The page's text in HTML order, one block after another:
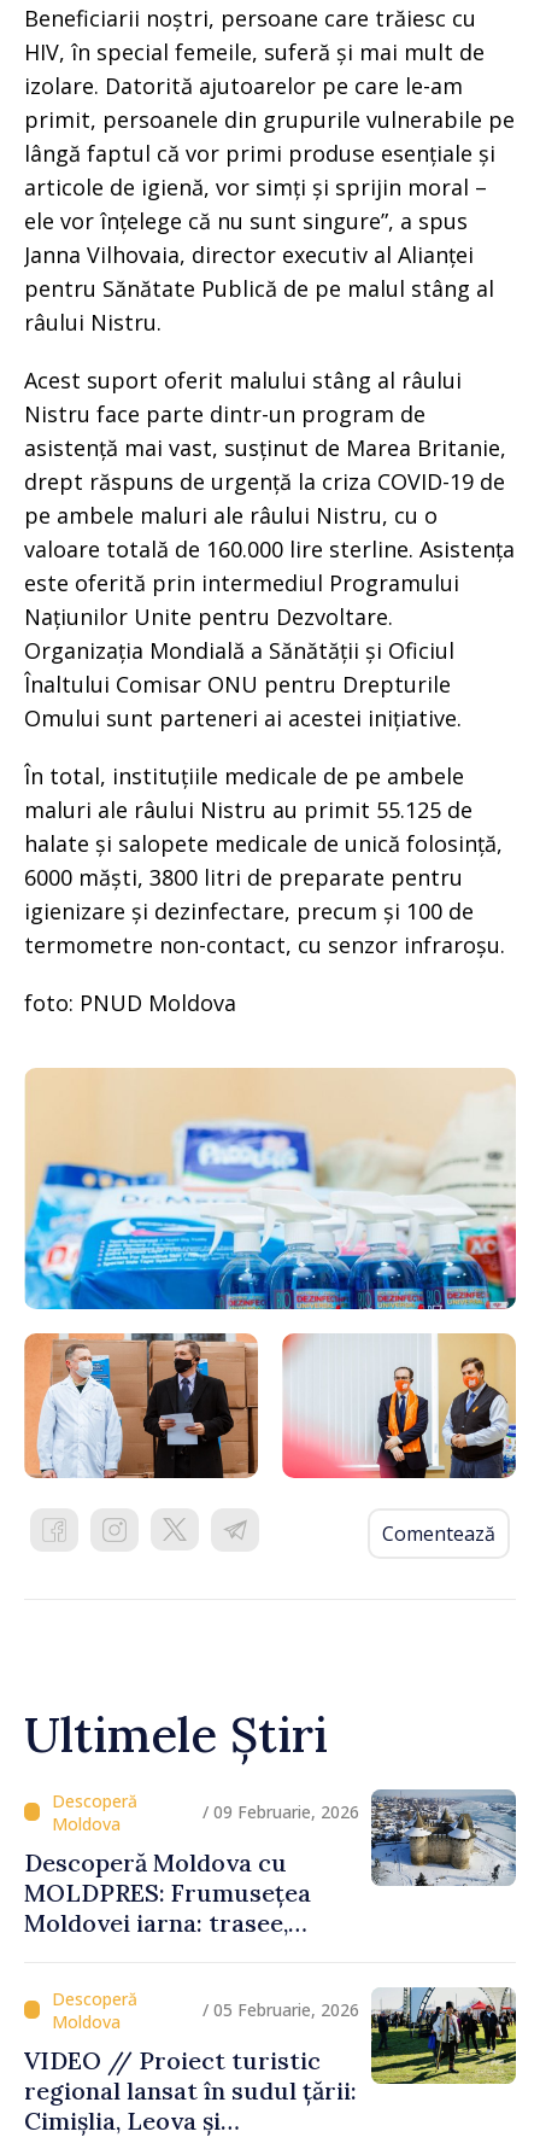
Beneficiarii noștri, persoane care trăiesc cu
HIV, în special femeile, suferă și mai mult de
izolare. Datorită ajutoarelor pe care le-am
primit, persoanele din grupurile vulnerabile pe
lângă faptul că vor primi produse esențiale și
articole de igienă, vor simți și sprijin moral –
ele vor înțelege că nu sunt singure”, a spus
Janna Vilhovaia, director executiv al Alianței
pentru Sănătate Publică de pe malul stâng al
râului Nistru.
Acest suport oferit malului stâng al râului
Nistru face parte dintr-un program de
asistență mai vast, susținut de Marea Britanie,
drept răspuns de urgență la criza COVID-19 de
pe ambele maluri ale râului Nistru, cu o
valoare totală de 160.000 lire sterline. Asistența
este oferită prin intermediul Programului
Națiunilor Unite pentru Dezvoltare.
Organizația Mondială a Sănătății și Oficiul
Înaltului Comisar ONU pentru Drepturile
Omului sunt parteneri ai acestei inițiative.
În total, instituțiile medicale de pe ambele
maluri ale râului Nistru au primit 55.125 de
halate și salopete medicale de unică folosință,
6000 măști, 3800 litri de preparate pentru
igienizare și dezinfectare, precum și 100 de
termometre non-contact, cu senzor infraroșu.
foto: PNUD Moldova
Comentează
Ultimele Știri
/ 09 Februarie, 2026
Descoperă Moldova cu
MOLDPRES: Frumusețea
Moldovei iarna: trasee,
/ 05 Februarie, 2026
VIDEO // Proiect turistic
regional lansat în sudul țării:
Cimișlia, Leova și